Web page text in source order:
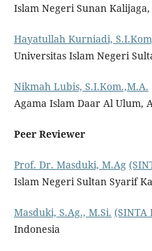
Islam Negeri Sunan
Hayatullah Kurniadi,
Universitas Islam Negeri
Nikmah Lubis, S.I.Kom.,M.A.
Agama Islam Daar Al Ulum,
Peer Reviewer
Prof. Dr. Masduki, M.Ag
Islam Negeri Sultan Syarif
Masduki, S.Ag., M.Si. (SINTA
Indonesia